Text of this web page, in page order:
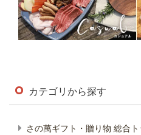
カテゴリから探す
さの萬ギフト・贈り物 総合